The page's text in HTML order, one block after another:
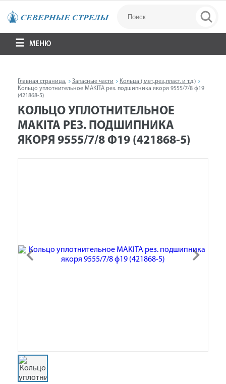
МЕНЮ
Главная страница. Запасные части
Кольца ( мет.,рез.,пласт. и т.д.)
Кольцо уплотнительное MAKITA рез. подшипника якоря 9555/7/8 ф19
(421868-5)
КОЛЬЦО УПЛОТНИТЕЛЬНОЕ
MAKITA РЕЗ. ПОДШИПНИКА
ЯКОРЯ 9555/7/8 Ф19 (421868-5)